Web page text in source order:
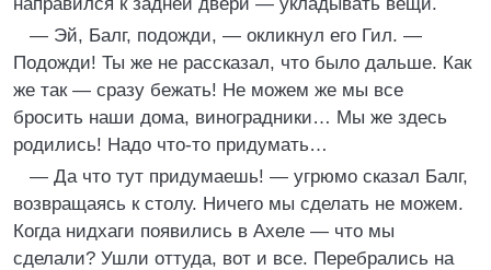
— Эй, Балг, подожди, — окликнул его Гил. —
Подожди! Ты же не рассказал, что было дальше. Как
же так — сразу бежать! Не можем же мы все
бросить наши дома, виноградники… Мы же здесь
родились! Надо что-то придумать…
— Да что тут придумаешь! — угрюмо сказал Балг,
возвращаясь к столу. Ничего мы сделать не можем.
Когда нидхаги появились в Ахеле — что мы
сделали? Ушли оттуда, вот и все. Перебрались на